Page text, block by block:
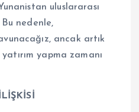
uluslararası
nedenle,
ancak artık
yapma zamanı